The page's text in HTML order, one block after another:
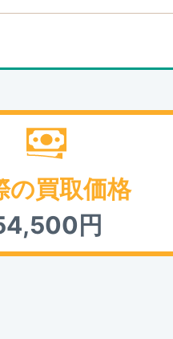
の買取価格
円